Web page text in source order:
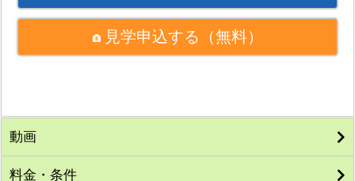
見学申込する （無料）
動画
料金・条件